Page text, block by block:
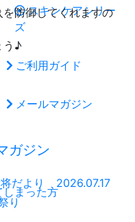
スキンケアシリー
ズ
ご利用ガイド
メールマガジン
しまった方
防御してくれますの
う♪
ガジン
だより
2026.07.17
り